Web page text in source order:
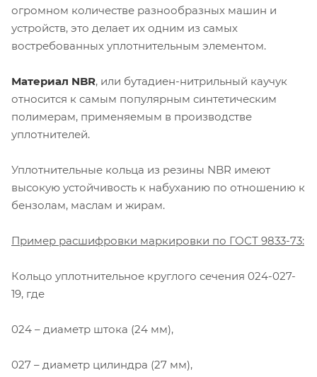
огромном количестве разнообразных машин и
устройств, это делает их одним из самых
востребованных уплотнительным элементом.
Материал NBR, или бутадиен-нитрильный каучук
относится к самым популярным синтетическим
полимерам, применяемым в производстве
уплотнителей.
Уплотнительные кольца из резины NBR имеют
высокую устойчивость к набуханию по отношению к
бензолам, маслам и жирам.
Пример расшифровки маркировки по ГОСТ 9833-73:
Кольцо уплотнительное круглого сечения 024-027-
19, где
024 – диаметр штока (24 мм),
027 – диаметр цилиндра (27 мм),